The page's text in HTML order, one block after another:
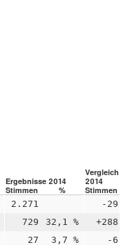
Ergebnisse 2014
Vergleich
2014
Stimmen % Stimmen
2.271 -29
729 32,1 % +288
27 3,7 % -6